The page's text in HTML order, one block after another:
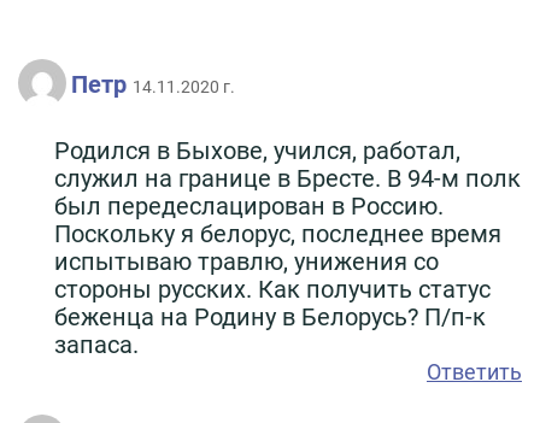
Петр 14.11.2020 г.
Родился в Быхове, учился, работал,
служил на границе в Бресте. В 94-м полк
был передеслацирован в Россию.
Поскольку я белорус, последнее время
испытываю травлю, унижения со
стороны русских. Как получить статус
беженца на Родину в Белорусь? П/п-к
запаса.
Ответить